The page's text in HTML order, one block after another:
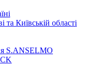
Київській області
S.ANSELMO